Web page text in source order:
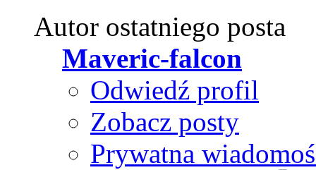
Autor ostatniego posta
Maveric-falcon
Odwiedź profil
Zobacz posty
Prywatna